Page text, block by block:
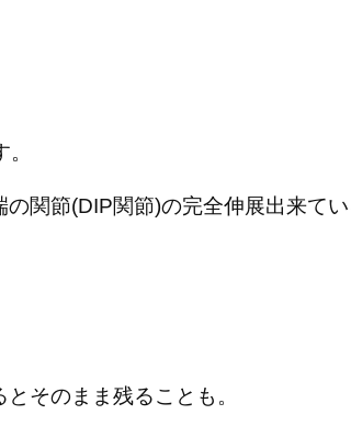
関節(DIP関節)の完全伸展出来て
そのまま残ることも。